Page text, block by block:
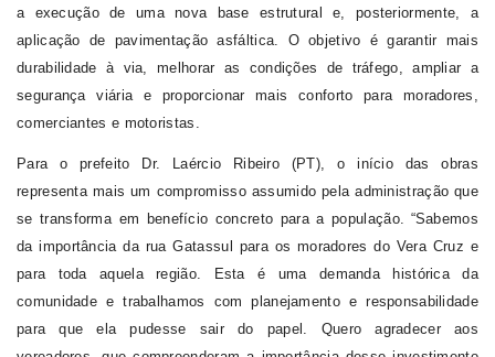
a execução de uma nova base estrutural e, posteriormente, a
aplicação de pavimentação asfáltica. O objetivo é garantir mais
durabilidade à via, melhorar as condições de tráfego, ampliar a
segurança viária e proporcionar mais conforto para moradores,
comerciantes e motoristas.
Para o prefeito Dr. Laércio Ribeiro (PT), o início das obras
representa mais um compromisso assumido pela administração que
se transforma em benefício concreto para a população. “Sabemos
da importância da rua Gatassul para os moradores do Vera Cruz e
para toda aquela região. Esta é uma demanda histórica da
comunidade e trabalhamos com planejamento e responsabilidade
para que ela pudesse sair do papel. Quero agradecer aos